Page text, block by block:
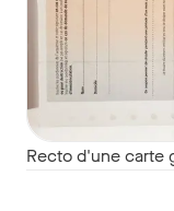
Recto d'une carte